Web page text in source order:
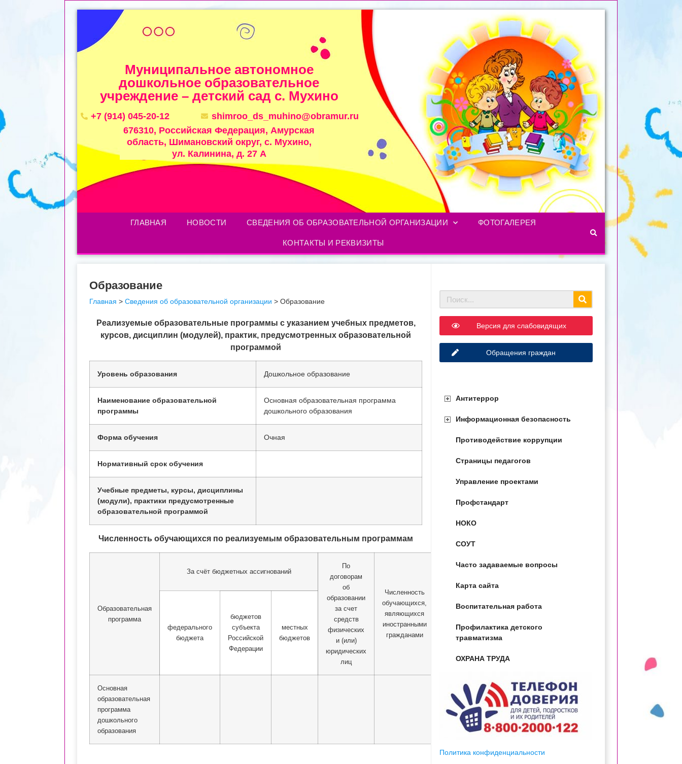
Муниципальное автономное
дошкольное образовательное
учреждение – детский сад с. Мухино
+7 (914) 045-20-12
shimroo_ds_muhino@obramur.ru
676310, Российская Федерация, Амурская
область, Шимановский округ, с. Мухино,
ул. Калинина, д. 27 А
ГЛАВНАЯ НОВОСТИ СВЕДЕНИЯ ОБ ОБРАЗОВАТЕЛЬНОЙ ОРГАНИЗАЦИИ ФОТОГАЛЕРЕЯ
КОНТАКТЫ И РЕКВИЗИТЫ
Образование
Главная > Сведения об образовательной организации > Образование
Реализуемые образовательные программы с указанием учебных предметов,
курсов, дисциплин (модулей), практик, предусмотренных образовательной
программой
Уровень образования Дошкольное образование
Наименование образовательной
программы
Основная образовательная программа
дошкольного образования
Форма обучения Очная
Нормативный срок обучения
Учебные предметы, курсы, дисциплины
(модули), практики предусмотренные
образовательной программой
Численность обучающихся по реализуемым образовательным программам
Образовательная
программа
За счёт бюджетных ассигнований
По
договорам
об
образовании
за счет
средств
физических
и (или)
юридических
лиц
Численность
обучающихся,
являющихся
иностранными
гражданами
федерального
бюджета
бюджетов
субъекта
Российской
Федерации
местных
бюджетов
Основная
образовательная
программа
дошкольного
образования
Версия для слабовидящих
Обращения граждан
Антитеррор
Информационная безопасность
Противодействие коррупции
Страницы педагогов
Управление проектами
Профстандарт
НОКО
СОУТ
Часто задаваемые вопросы
Карта сайта
Воспитательная работа
Профилактика детского
травматизма
ОХРАНА ТРУДА
Политика конфиденциальности